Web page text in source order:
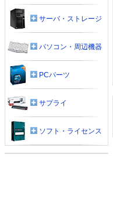
サーバ・ストレージ
パソコン・周辺機器
PCパーツ
サプライ
ソフト・ライセンス